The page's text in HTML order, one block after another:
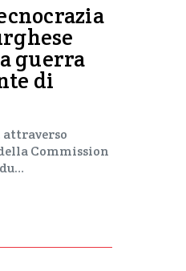
guerra
di
attraverso
Commission